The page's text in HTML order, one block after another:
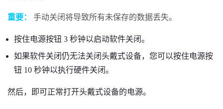
重要： 手动关闭将导致所有未保存的数据丢失。
按住电源按钮 3 秒钟以启动软件关闭。
如果软件关闭仍无法关闭头戴式设备，您可以按住电源按
钮 10 秒钟以执行硬件关闭。
然后，即可正常打开头戴式设备的电源。